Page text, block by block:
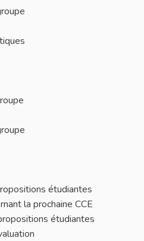
étudiantes
la prochaine CCE
étudiantes